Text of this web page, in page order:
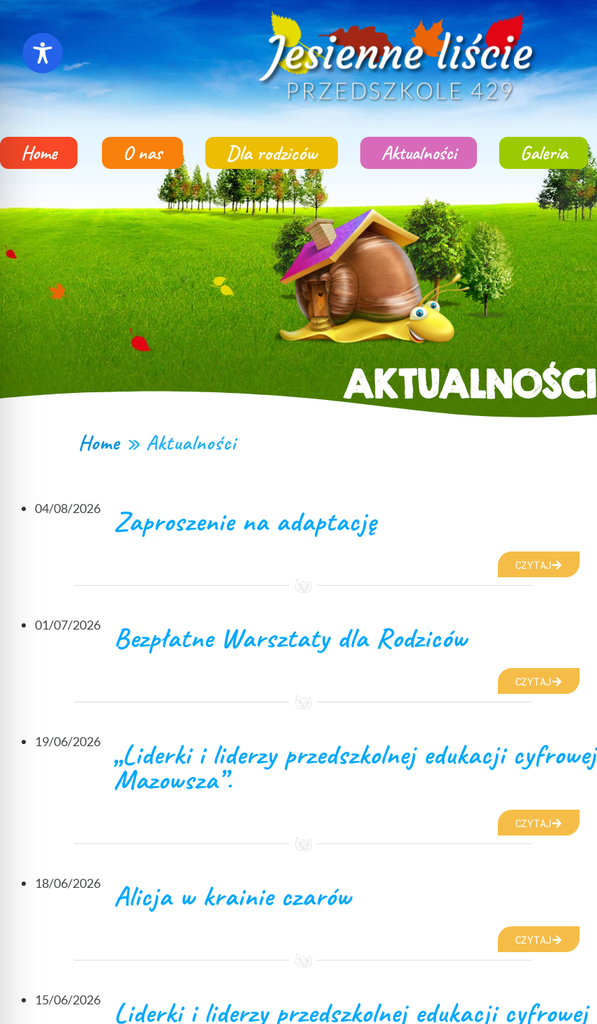
Home O nas Dla rodziców Aktualności Galeria
AKTUALNOŚCI
Home» Aktualności
04/08/2026 Zaproszenie na adaptację
CZYTAJ
01/07/2026 Bezpłatne Warsztaty dla Rodziców
CZYTAJ
19/06/2026 „Liderki i liderzy przedszkolnej edukacji cyfrowej
Mazowsza”.
CZYTAJ
18/06/2026 Alicja w krainie czarów
CZYTAJ
15/06/2026 Liderki i liderzy przedszkolnej edukacji cyfrowej